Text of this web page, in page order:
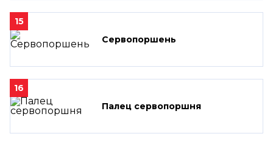
15
Сервопоршень
16
Палец сервопоршня